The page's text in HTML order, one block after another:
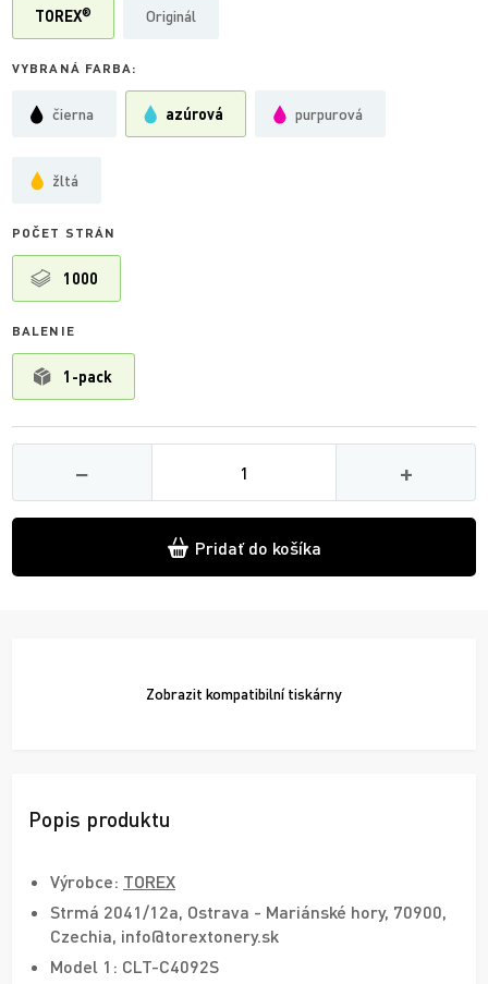
TOREX® Originál
VYBRANÁ FARBA:
čierna azúrová purpurová
žltá
POČET STRÁN
1000
BALENIE
1-pack
−
Množství
+
Pridať do košíka
Zobrazit kompatibilní tiskárny
Popis produktu
Výrobce: TOREX
Strmá 2041/12a, Ostrava - Mariánské hory, 70900,
Czechia, info@torextonery.sk
Model 1: CLT-C4092S